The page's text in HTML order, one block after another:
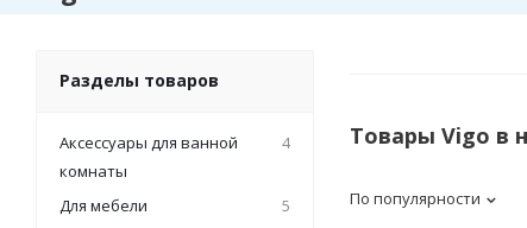
Товары Vigo в
По популярности
Разделы товаров
Аксессуары для ванной
комнаты
4
Для мебели
5